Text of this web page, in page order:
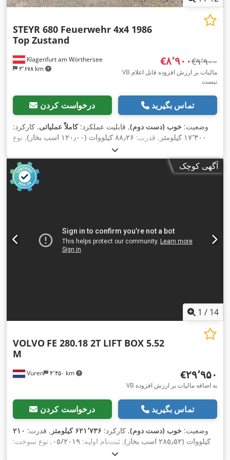
Klagenfurt am Wörthersee
۳٬۶۷۸ km
STEYR 680 Feuerwehr 4x4 1986
Top Zustand
‎€۸٬۹۰۰ ‎€۹٬۹۰۰
VB مالیات بر ارزش افزوده قابل اعلام
نیست
درخواست کردن تماس بگیرید
وضعیت: خوب (دست دوم), قابلیت عملکرد:کاملاً عملیاتی, کارکرد:
۱۷٬۳۰۰ کیلومتر
, قدرت: ۸۸٫۲۶ کیلووات (۱۲۰٫۰۰ اسب بخار)
, نوع
, وزن خالی:
کیلوگرم, پیکربندی محور: 4x4 , سوخت:دیزل, سال ساخت:۱۹۸۶,
چهار چرخ محرک آگهی کوچک
1 / 14
Vuren ۴٬۴۵۰ km
VOLVO FE 280.18 2T LIFT BOX 5.52
M
‎€۲۹٬۹۵۰
VB به اضافه مالیات بر ارزش افزوده
درخواست کردن تماس بگیرید
وضعیت: خوب (دست دوم), کارکرد: ۶۲۱٬۷۳۶ کیلومتر , قدرت: ۲۱۰
کیلووات (۲۸۵٫۵۲ اسب بخار)
, ثبت‌نام اولیه: ۰۵/۲۰۱۹ , نوع سوخت:
, پیکربندی محور: